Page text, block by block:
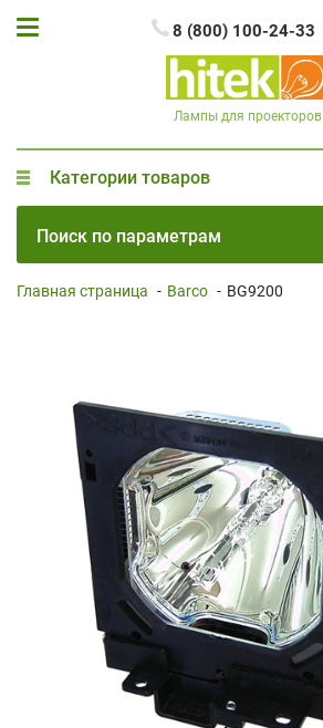
8 (800) 100-24-33
Лампы для проекторов
Категории товаров
Поиск по параметрам
Главная страница - Barco - BG9200